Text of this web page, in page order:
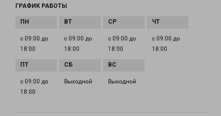
ГРАФИК РАБОТЫ
с 09:00 до
18:00
с 09:00 до
18:00
с 09:00 до
18:00
с 09:00 до
18:00
с 09:00 до
18:00
Выходной Выходной